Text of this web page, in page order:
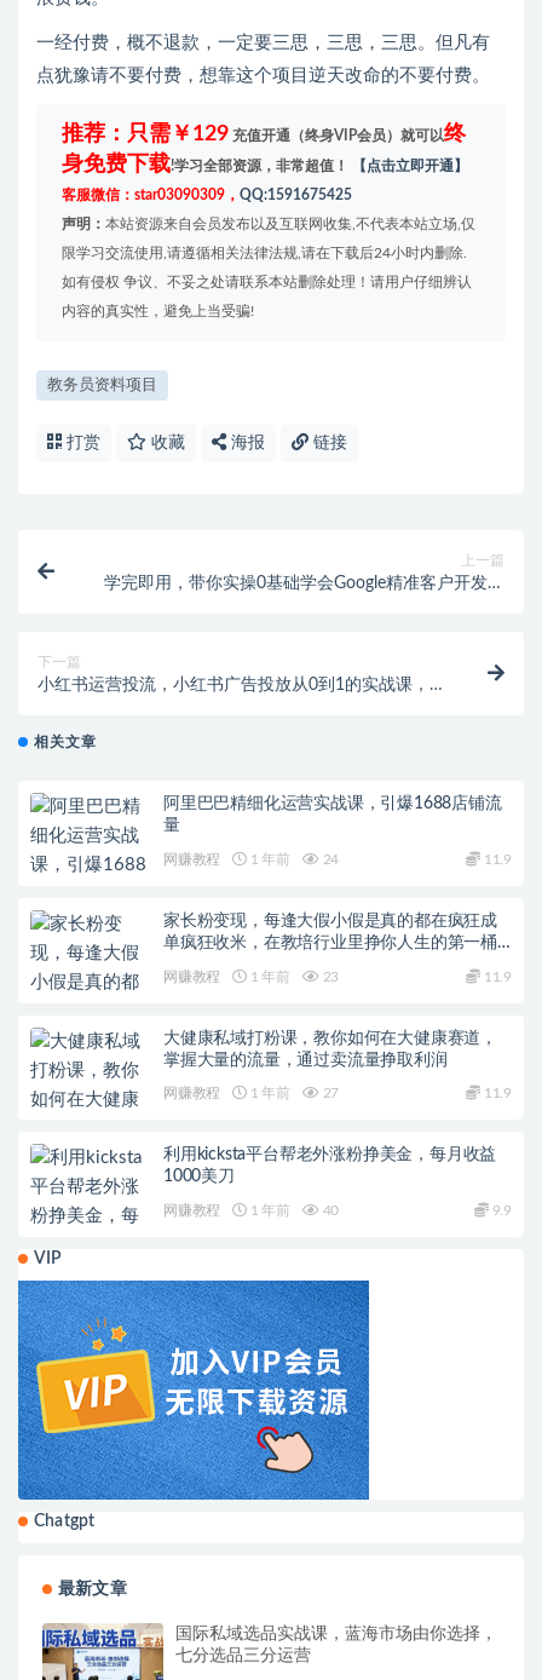
一经付费，概不退款，一定要三思，三思，三思。但凡有
点犹豫请不要付费，想靠这个项目逆天改命的不要付费。
推荐：只需￥129 充值开通（终身VIP会员）就可以终
身免费下载!学习全部资源，非常超值！
【点击立即开通】
客服微信：star03090309， QQ:1591675425
声明： 本站资源来自会员发布以及互联网收集,不代表本站立场,仅
限学习交流使用,请遵循相关法律法规,请在下载后24小时内删除.
如有侵权 争议、不妥之处请联系本站删除处理！请用户仔细辨认
内容的真实性，避免上当受骗!
教务员资料项目
打赏 收藏 海报 链接
上一篇
学完即用，带你实操0基础学会Google精准客户开发，
下一篇
小红书运营投流，小红书广告投放从0到1的实战课，学
相关文章
阿里巴巴精细化运营实战课，引爆1688店铺流
量
网赚教程 1 年前 24 11.9
家长粉变现，每逢大假小假是真的都在疯狂成
单疯狂收米，在教培行业里挣你人生的第一桶
网赚教程 1 年前 23 11.9
大健康私域打粉课，​教你如何在大健康赛道，
掌握大量的流量，通过卖流量挣取利润
网赚教程 1 年前 27 11.9
利用kicksta平台帮老外涨粉挣美金，每月收益
1000美刀
网赚教程 1 年前 40 9.9
VIP
Chatgpt
最新文章
国际私域选品实战课，蓝海市场由你选择，
七分选品三分运营